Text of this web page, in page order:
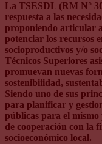
La TSESDL (RM N°
respuesta a las
proponiendo articular
potenciar los recursos
socioproductivos y/o
Técnicos Superiores
promuevan nuevas
sostenibiiidad,
Siendo uno de sus
para planificar y
públicas para el
de cooperación con la
socioeconómico local.